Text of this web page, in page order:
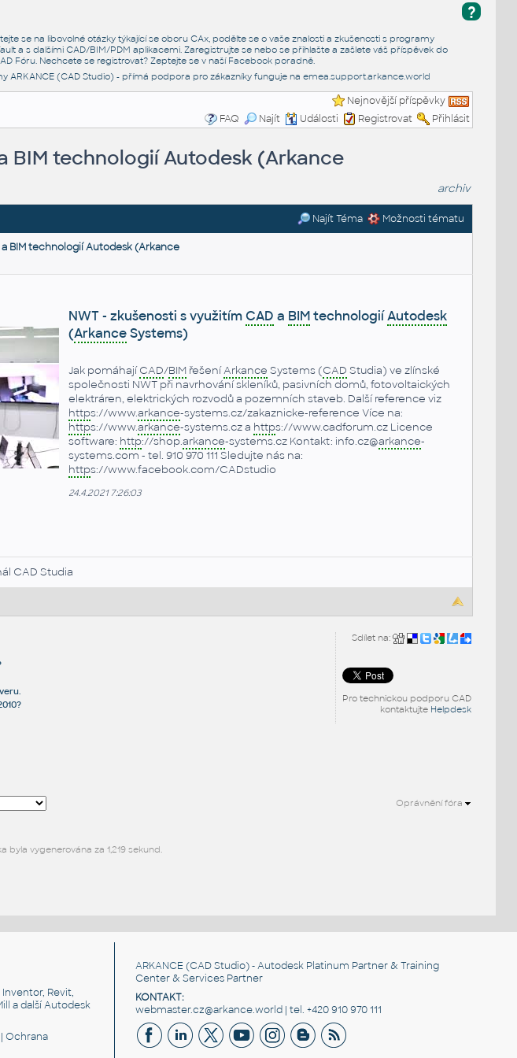
?
se na libovolné otázky týkající se oboru CAx, podělte se o vaše znalosti a zkušenosti s programy
a s dalšími CAD/BIM/PDM aplikacemi. Zaregistrujte se nebo se přihlašte a zašlete váš příspěvek do
Fóru. Nechcete se registrovat? Zeptejte se v naší Facebook poradně.
ARKANCE (CAD Studio) - přímá podpora pro zákazníky funguje na emea.support.arkance.world
Nejnovější příspěvky
FAQ
Najít Události Registrovat Přihlásit
BIM technologií Autodesk (Arkance
archiv
Najít Téma Možnosti tématu
BIM technologií Autodesk (Arkance
NWT - zkušenosti s využitímCAD a BIMtechnologiíAutodesk
(ArkanceSystems)
Jak pomáhajíCAD/BIMřešeníArkance Systems (CAD Studia) ve zlínské
společnosti NWT při navrhování skleníků, pasivních domů, fotovoltaických
elektráren, elektrických rozvodů a pozemních staveb. Další reference viz
https://www.arkance-systems.cz/zakaznicke-reference Více na:
https://www.arkance-systems.cz a https://www.cadforum.cz Licence
software: http://shop.arkance-systems.cz Kontakt: info.cz@arkance-
systems.com - tel. 910 970 111 Sledujte nás na:
https://www.facebook.com/CADstudio
24.4.2021 7:26:03
CAD Studia
Sdílet na:
Pro technickou podporu CAD
kontaktujte Helpdesk
Oprávnění fóra
byla vygenerována za 1,219 sekund.
Revit,
a další Autodesk
|Ochrana
ARKANCE (CAD Studio) - Autodesk Platinum Partner & Training
Center & Services Partner
KONTAKT:
webmaster.cz@arkance.world | tel. +420 910 970 111